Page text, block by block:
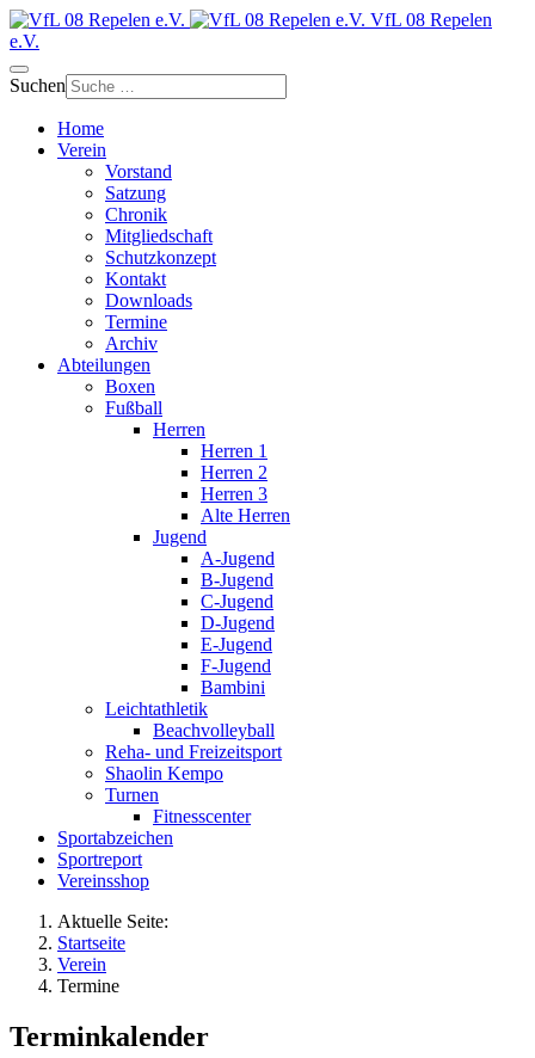
VfL 08 Repelen
e.V.
Suchen
Home
Verein
Vorstand
Satzung
Chronik
Mitgliedschaft
Schutzkonzept
Kontakt
Downloads
Termine
Archiv
Abteilungen
Boxen
Fußball
Herren
Herren 1
Herren 2
Herren 3
Alte Herren
Jugend
A-Jugend
B-Jugend
C-Jugend
D-Jugend
E-Jugend
F-Jugend
Bambini
Leichtathletik
Beachvolleyball
Reha- und Freizeitsport
Shaolin Kempo
Turnen
Fitnesscenter
Sportabzeichen
Sportreport
Vereinsshop
Aktuelle Seite:
Startseite
Verein
Termine
Terminkalender